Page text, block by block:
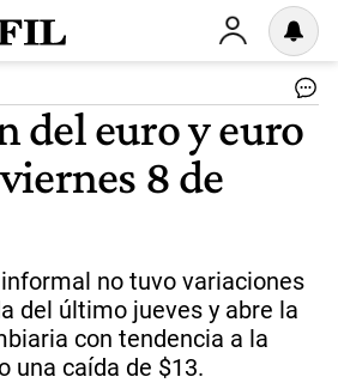
del euro y euro
8 de
no tuvo variaciones
del último jueves y abre la
con tendencia a la
una caída de $13.